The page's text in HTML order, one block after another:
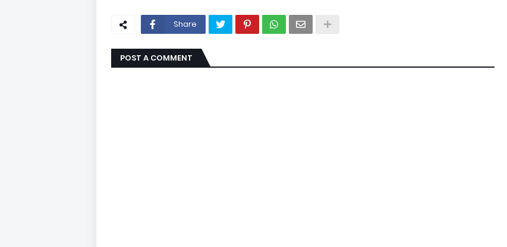
Share
POST A COMMENT